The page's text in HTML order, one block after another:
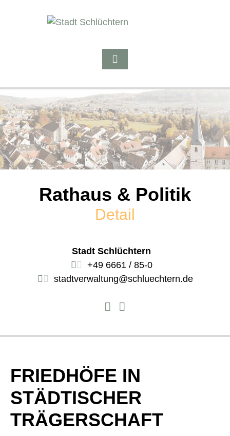
Rathaus & Politik
Detail
Stadt Schlüchtern
+49 6661 / 85-0
stadtverwaltung@schluechtern.de
FRIEDHÖFE IN
STÄDTISCHER
TRÄGERSCHAFT